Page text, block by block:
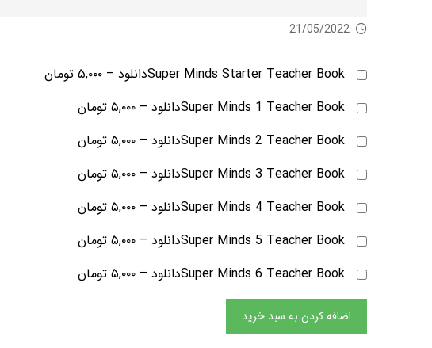
21/05/2022
Super Minds Starter Teacher Bookدانلود – ۵,۰۰۰ تومان
Super Minds 1 Teacher Bookدانلود
– ۵,۰۰۰ تومان
Super Minds 2 Teacher Bookدانلود
– ۵,۰۰۰ تومان
Super Minds 3 Teacher Bookدانلود
– ۵,۰۰۰ تومان
Super Minds 4 Teacher Bookدانلود
– ۵,۰۰۰ تومان
Super Minds 5 Teacher Bookدانلود
– ۵,۰۰۰ تومان
Super Minds 6 Teacher Bookدانلود
– ۵,۰۰۰ تومان
اضافه کردن به سبد خرید